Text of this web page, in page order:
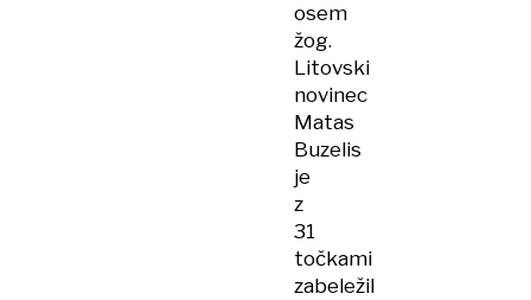
osem
žog.
Litovski
novinec
Matas
Buzelis
je
z
31
točkami
zabeležil